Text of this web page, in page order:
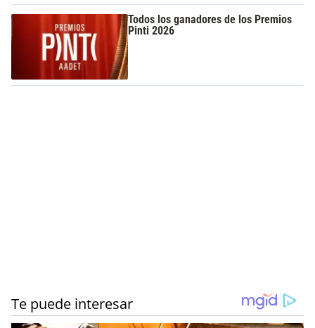
Todos los ganadores de los Premios
Pinti 2026